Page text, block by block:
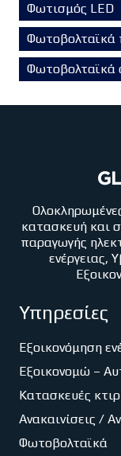
Φωτισμός LED
Φωτοβολταϊκά
Φωτοβολταϊκά
κατασκευή και
παραγωγής
ενέργειας,
Υπηρεσίες
Εξοικονόμηση
Εξοικονομώ –
Κατασκευές
Ανακαινίσεις /
Φωτοβολταϊκά